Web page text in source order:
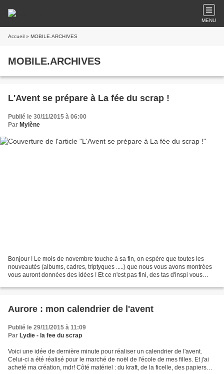
MENU
Accueil » MOBILE.ARCHIVES
MOBILE.ARCHIVES
L'Avent se prépare à La fée du scrap !
Publié le 30/11/2015 à 06:00
Par Mylène
Bonjour ! Le mois de novembre touche à sa fin, on espère que toutes les
nouveautés (albums, cadres, triptyques .....) que nous vous avons montrées
vous auront données des idées ! Et ce n'est pas fini, des tas d'inspi vous
Aurore : mon calendrier de l'avent
Publié le 29/11/2015 à 11:09
Par Lydie - la fee du scrap
Voici une idée de dernière minute pour réaliser un calendrier de l'avent.
Celui-ci a été réalisé pour le marché de noël de l'école de mes filles. Et j'ai
acheté ma création, mdr! Côté matériel : du kraft, de la ficelle, des papiers